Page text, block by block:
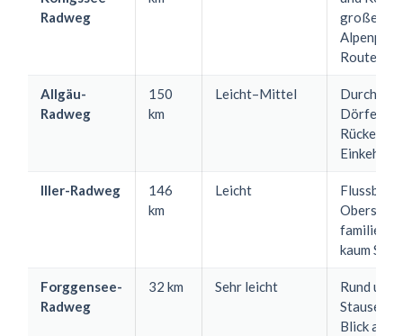
Radweg
große
Route
Allgäu-
Radweg
150
km
Leicht–Mittel
Durch
Dörfer,
Rücken,
Iller-Radweg
146
km
Leicht
kaum
Forggensee-
Radweg
32 km Sehr leicht
Rund um
Stausee
Blick auf